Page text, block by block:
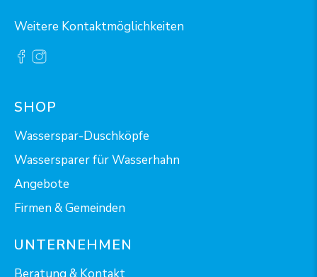
Weitere Kontaktmöglichkeiten
SHOP
Wasserspar-Duschköpfe
Wassersparer für Wasserhahn
Angebote
Firmen & Gemeinden
UNTERNEHMEN